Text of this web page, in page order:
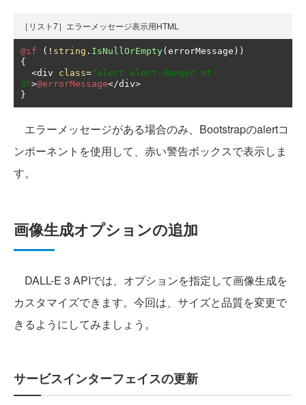
［リスト7］エラーメッセージ表示用HTML
@if (! string . IsNullOrEmpty( errorMessage ))
{
<div class="alert alert-danger mt-
3">@errorMessage</div>
}
エラーメッセージがある場合のみ、Bootstrapのalertコ
ンポーネントを使用して、赤い警告ボックスで表示しま
す。
画像生成オプションの追加
DALL-E 3 APIでは、オプションを指定して画像生成を
カスタマイズできます。今回は、サイズと品質を変更で
きるようにしてみましょう。
サービスインターフェイスの更新